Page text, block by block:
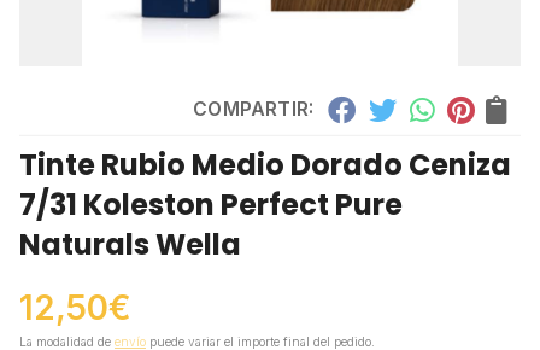
COMPARTIR:
Tinte Rubio Medio Dorado Ceniza
7/31 Koleston Perfect Pure
Naturals Wella
12,50€
La modalidad de envío puede variar el importe final del pedido.